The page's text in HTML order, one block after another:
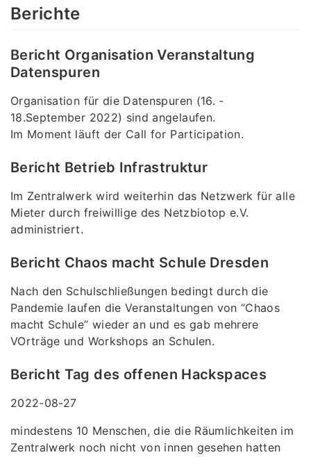
Berichte
Bericht Organisation Veranstaltung
Datenspuren
Organisation für die Datenspuren (16. -
18.September 2022) sind angelaufen.
Im Moment läuft der Call for Participation.
Bericht Betrieb Infrastruktur
Im Zentralwerk wird weiterhin das Netzwerk für alle
Mieter durch freiwillige des Netzbiotop e.V.
administriert.
Bericht Chaos macht Schule Dresden
Nach den Schulschließungen bedingt durch die
Pandemie laufen die Veranstaltungen von “Chaos
macht Schule” wieder an und es gab mehrere
VOrträge und Workshops an Schulen.
Bericht Tag des offenen Hackspaces
2022-08-27
mindestens 10 Menschen, die die Räumlichkeiten im
Zentralwerk noch nicht von innen gesehen hatten